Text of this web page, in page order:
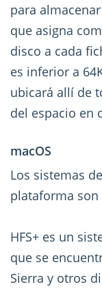
para
que asigna
disco a cada
es inferior a
ubicará allí de
del espacio en
macOS
Los sistemas
plataforma son
HFS+ es un
que se
Sierra y otros